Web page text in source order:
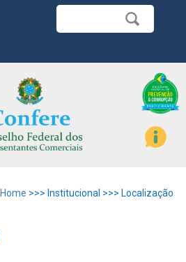
Home >>> Institucional >>> Localização